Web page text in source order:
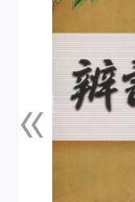
«上一張